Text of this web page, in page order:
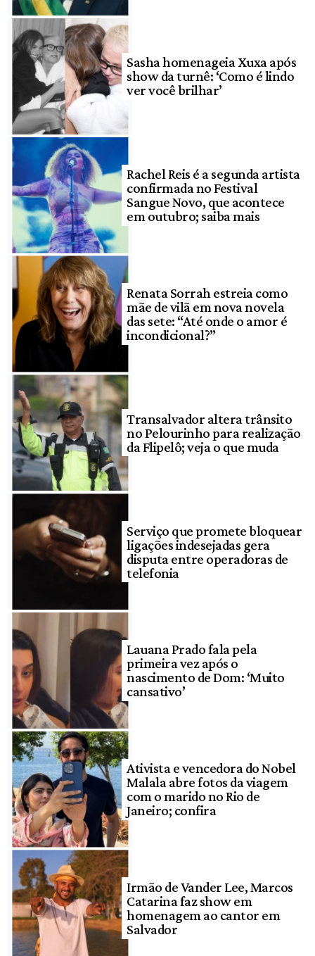
Sasha homenageia Xuxa após
show da turnê: ‘Como é lindo
ver você brilhar’
Rachel Reis é a segunda artista
confirmada no Festival
Sangue Novo, que acontece
em outubro; saiba mais
Renata Sorrah estreia como
mãe de vilã em nova novela
das sete: “Até onde o amor é
incondicional?”
Transalvador altera trânsito
no Pelourinho para realização
da Flipelô; veja o que muda
Serviço que promete bloquear
ligações indesejadas gera
disputa entre operadoras de
telefonia
Lauana Prado fala pela
primeira vez após o
nascimento de Dom: ‘Muito
cansativo’
Ativista e vencedora do Nobel
Malala abre fotos da viagem
com o marido no Rio de
Janeiro; confira
Irmão de Vander Lee, Marcos
Catarina faz show em
homenagem ao cantor em
Salvador